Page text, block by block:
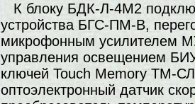
К блоку БДК-Л-4М2
устройства БГС-ПМ-В,
микрофонным усилителем
управления освещением
ключей Touch Memory ТМ-
оптоэлектронный датчик